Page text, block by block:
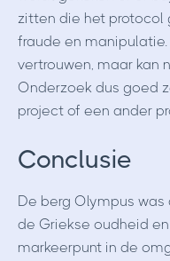
zitten die het protocol
fraude en
vertrouwen, maar kan
Onderzoek dus goed
project of een ander
Conclusie
De berg Olympus
de Griekse oudheid
markeerpunt in de